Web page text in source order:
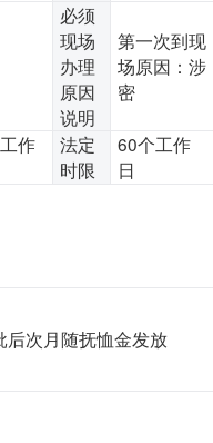
必须
现场
办理
原因
说明
第一次到现
场原因：涉
密
作
法定
时限
60个工作
日
后次月随抚恤金发放